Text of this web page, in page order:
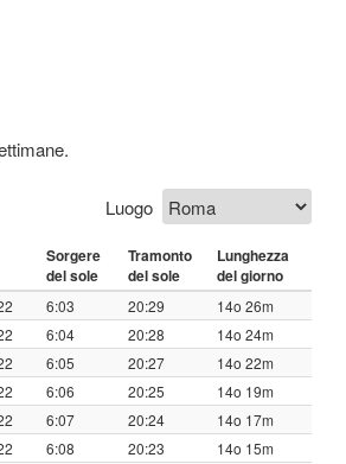
Luogo
Sorgere
del sole
Tramonto
del sole
Lunghezza
del giorno
6:03 20:29
14o 26m
6:04 20:28
14o 24m
6:05 20:27
14o 22m
6:06 20:25
14o 19m
6:07 20:24
14o 17m
6:08 20:23
14o 15m